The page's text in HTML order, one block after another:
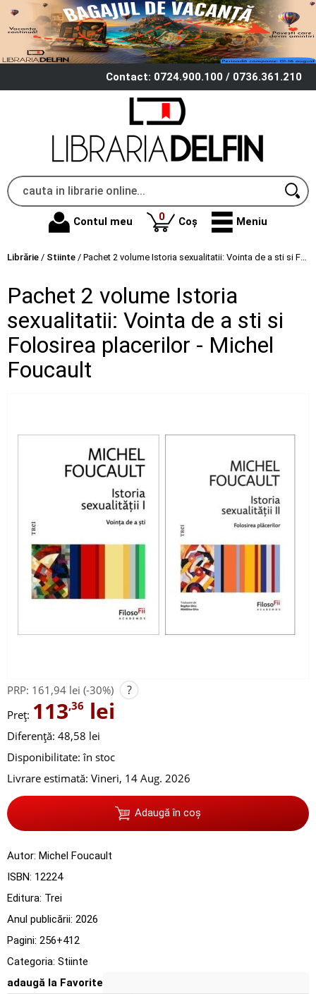
Contact: 0724.900.100 / 0736.361.210
Contul meu 0produse
Coș Meniu
Librărie / Stiinte / Pachet 2 volume Istoria sexualitatii: Vointa de a sti si Folosirea placerilor - Michel Foucault
Pachet 2 volume Istoria
sexualitatii: Vointa de a sti si
Folosirea placerilor - Michel
Foucault
PRP: 161,94 lei (-30%) ?
Preț: 113,36 lei
Diferență: 48,58 lei
Disponibilitate: în stoc
Livrare estimată: Vineri, 14 Aug. 2026
Adaugă în coș
Autor: Michel Foucault
ISBN: 12224
Editura: Trei
Anul publicării: 2026
Pagini: 256+412
Categoria: Stiinte
adaugă la Favorite